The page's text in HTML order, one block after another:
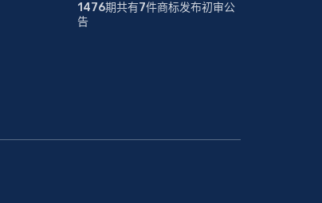
1476期共有7件商标发布初审公
告